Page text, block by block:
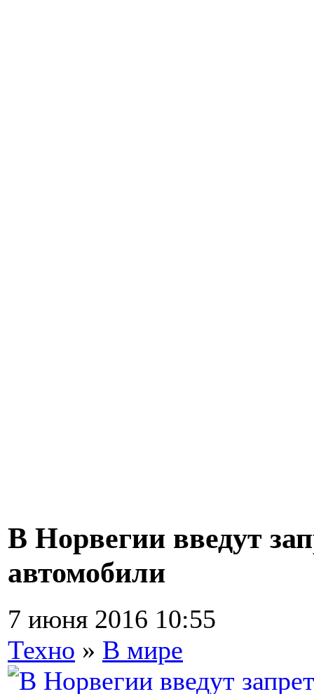
В Норвегии введут
автомобили
7 июня 2016 10:55
Техно » В мире